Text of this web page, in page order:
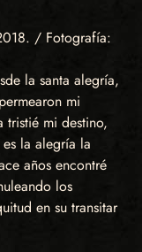
/ Fotografía:
la santa alegría,
mi
tristié mi destino,
la alegría la
años encontré
los
en su transitar